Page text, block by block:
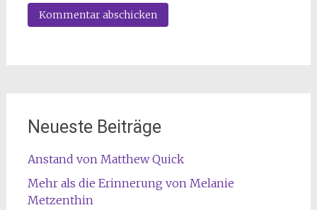
Neueste Beiträge
Anstand von Matthew Quick
Mehr als die Erinnerung von Melanie
Metzenthin